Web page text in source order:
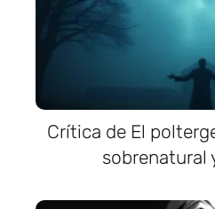
Crítica de El
sobrenatural